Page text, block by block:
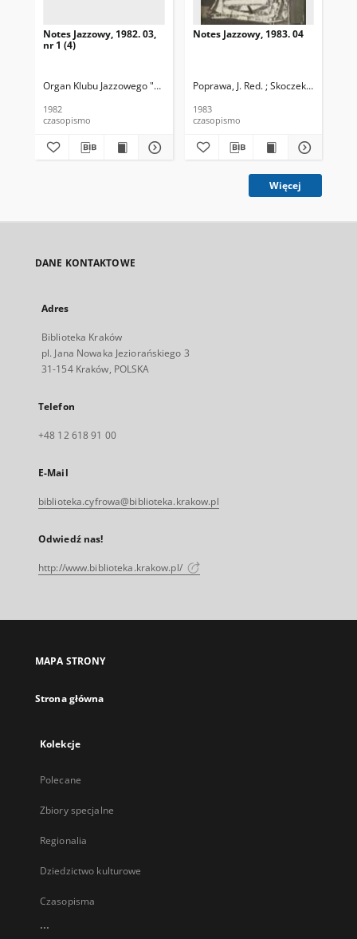
Notes Jazzowy, 1982. 03,
nr 1 (4)
Organ Klubu Jazzowego "Rotunda" Skoczek, T. Red.
1982
czasopismo
Notes Jazzowy, 1983. 04
Poprawa, J. Red. ; Skoczek T. Red.
1983
czasopismo
Więcej
DANE KONTAKTOWE
Adres
Biblioteka Kraków
pl. Jana Nowaka Jeziorańskiego 3
31-154 Kraków, POLSKA
Telefon
+48 12 618 91 00
E-Mail
biblioteka.cyfrowa@biblioteka.krakow.pl
Odwiedź nas!
http://www.biblioteka.krakow.pl/
MAPA STRONY
Strona główna
Kolekcje
Polecane
Zbiory specjalne
Regionalia
Dziedzictwo kulturowe
Czasopisma
...